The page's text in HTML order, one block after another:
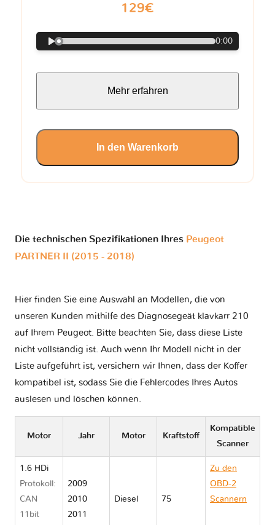
129€
0:00
Mehr erfahren
In den Warenkorb
Die technischen Spezifikationen Ihres Peugeot
PARTNER II (2015 - 2018)
Hier finden Sie eine Auswahl an Modellen, die von
unseren Kunden mithilfe des Diagnosegeät klavkarr 210
auf Ihrem Peugeot. Bitte beachten Sie, dass diese Liste
nicht vollständig ist. Auch wenn Ihr Modell nicht in der
Liste aufgeführt ist, versichern wir Ihnen, dass der Koffer
kompatibel ist, sodass Sie die Fehlercodes Ihres Autos
auslesen und löschen können.
Motor Jahr Motor Kraftstoff
Kompatible
Scanner
1.6 HDi
Protokoll:
CAN
11bit
2009
2010
2011
Diesel 75
Zu den
OBD-2
Scannern